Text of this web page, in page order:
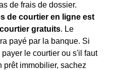
de frais de dossier.
de courtier en ligne est
gratuits. Le
payé par la banque. Si
le courtier ou s'il faut
prêt immobilier, sachez